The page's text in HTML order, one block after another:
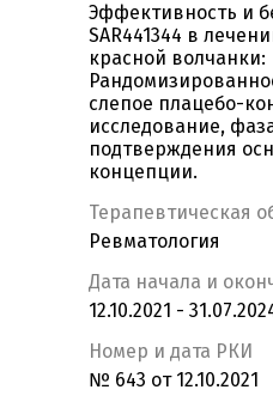
Эффективность и
SAR441344 в
красной волчанки:
слепое плацебо-
исследование,
подтверждения
концепции.
Терапевтическая
Ревматология
Дата начала и
12.10.2021 -
Номер и дата РКИ
№ 643 от 12.10.2021